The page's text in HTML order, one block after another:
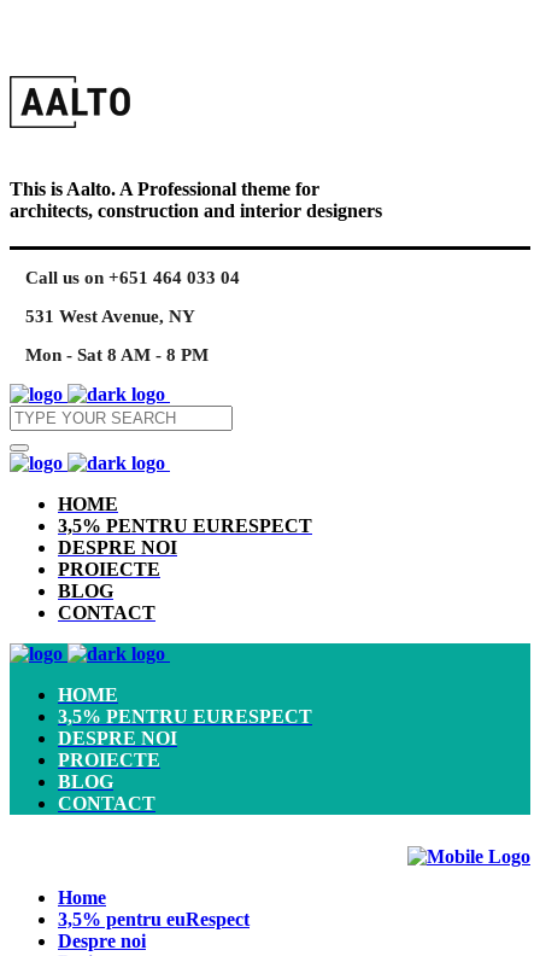
This is Aalto. A Professional theme for
architects, construction and interior designers
Call us on +651 464 033 04
531 West Avenue, NY
Mon - Sat 8 AM - 8 PM
HOME
3,5% PENTRU EURESPECT
DESPRE NOI
PROIECTE
BLOG
CONTACT
HOME
3,5% PENTRU EURESPECT
DESPRE NOI
PROIECTE
BLOG
CONTACT
Home
3,5% pentru euRespect
Despre noi